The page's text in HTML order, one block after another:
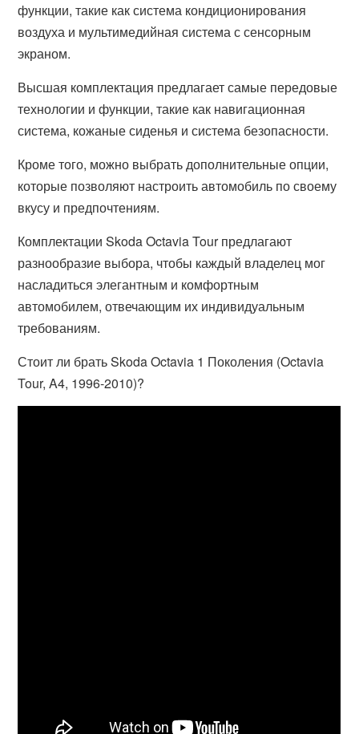
функции, такие как система кондиционирования
воздуха и мультимедийная система с сенсорным
экраном.
Высшая комплектация предлагает самые передовые
технологии и функции, такие как навигационная
система, кожаные сиденья и система безопасности.
Кроме того, можно выбрать дополнительные опции,
которые позволяют настроить автомобиль по своему
вкусу и предпочтениям.
Комплектации Skoda Octavia Tour предлагают
разнообразие выбора, чтобы каждый владелец мог
насладиться элегантным и комфортным
автомобилем, отвечающим их индивидуальным
требованиям.
Стоит ли брать Skoda Octavia 1 Поколения (Octavia
Tour, A4, 1996-2010)?